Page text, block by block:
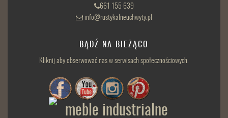
661 155 639
info@rustykalneuchwyty.pl
BĄDŹ NA BIEŻĄCO
Kliknij aby obserwować nas w serwisach społecznościowych.